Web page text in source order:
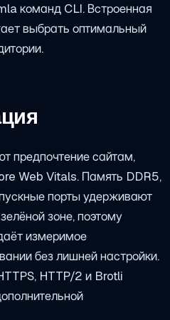
команд CLI. Встроенная
выбрать оптимальный
предпочтение сайтам,
Web Vitals. Память DDR5,
порты удерживают
зоне, поэтому
измеримое
без лишней настройки.
HTTP/2 и Brotli